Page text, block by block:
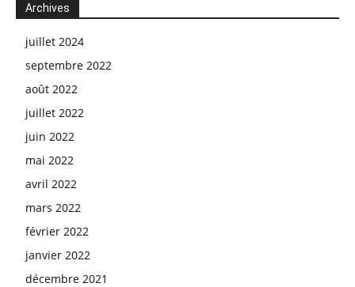
Archives
juillet 2024
septembre 2022
août 2022
juillet 2022
juin 2022
mai 2022
avril 2022
mars 2022
février 2022
janvier 2022
décembre 2021